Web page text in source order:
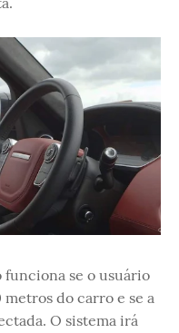
se o usuário
do carro e se a
O sistema irá